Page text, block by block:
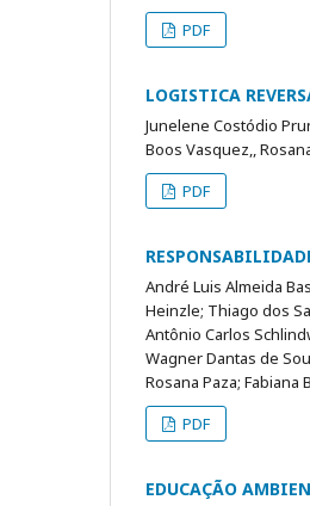
PDF
LOGISTICA
Junelene Costódio
Boos Vasquez,,
PDF
André Luis Almeida
Heinzle; Thiago dos
Antônio Carlos
Wagner Dantas de
Rosana Paza;
PDF
EDUCAÇÃO